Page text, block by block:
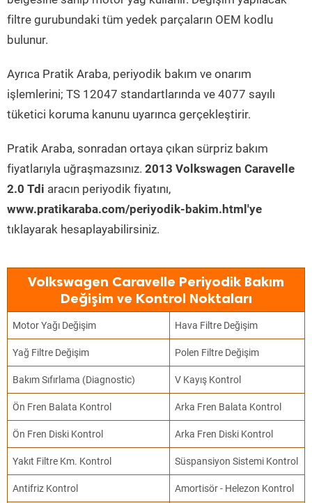
filtre gurubundaki tüm yedek parçaların OEM kodlu
bulunur.
Ayrıca Pratik Araba, periyodik bakım ve onarım
işlemlerini; TS 12047 standartlarında ve 4077 sayılı
tüketici koruma kanunu uyarınca gerçekleştirir.
Pratik Araba, sonradan ortaya çıkan sürpriz bakım
fiyatlarıyla uğraşmazsınız. 2013 Volkswagen Caravelle
2.0 Tdi aracın periyodik fiyatını,
www.pratikaraba.com/periyodik-bakim.html'ye
tıklayarak hesaplayabilirsiniz.
Volkswagen Caravelle Periyodik Bakım
Değişim ve Kontrol Noktaları
Motor Yağı Değişim Hava Filtre Değişim
Yağ Filtre Değişim Polen Filtre Değişim
Bakım Sıfırlama (Diagnostic) V Kayış Kontrol
Ön Fren Balata Kontrol Arka Fren Balata Kontrol
Ön Fren Diski Kontrol Arka Fren Diski Kontrol
Yakıt Filtre Km. Kontrol Süspansiyon Sistemi Kontrol
Antifriz Kontrol Amortisör - Helezon Kontrol